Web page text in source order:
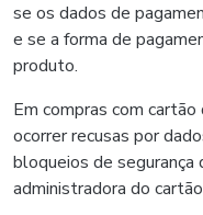
se os dados de
e se a forma de
produto.
Em compras com
ocorrer recusas por
bloqueios de segurança
administradora do